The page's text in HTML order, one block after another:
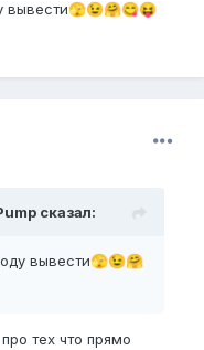
вывести🫣😉🤗😋😝
сказал:
вывести🫣😉🤗
тех что прямо